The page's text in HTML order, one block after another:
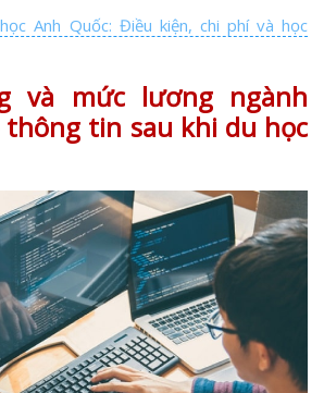
Anh Quốc: Điều kiện, chi phí và học
và mức lương ngành
thông tin sau khi du học